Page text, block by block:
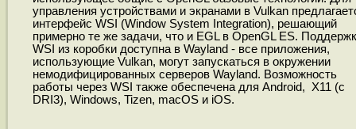
управления устройствами и экранами в Vulkan
интерфейс WSI (Window System Integration), решающий
примерно те же задачи, что и EGL в OpenGL ES.
WSI из коробки доступна в Wayland - все приложения,
использующие Vulkan, могут запускаться в окружении
немодифицированных серверов Wayland. Возможность
работы через WSI также обеспечена для Android, X11 (c
DRI3), Windows, Tizen, macOS и iOS.